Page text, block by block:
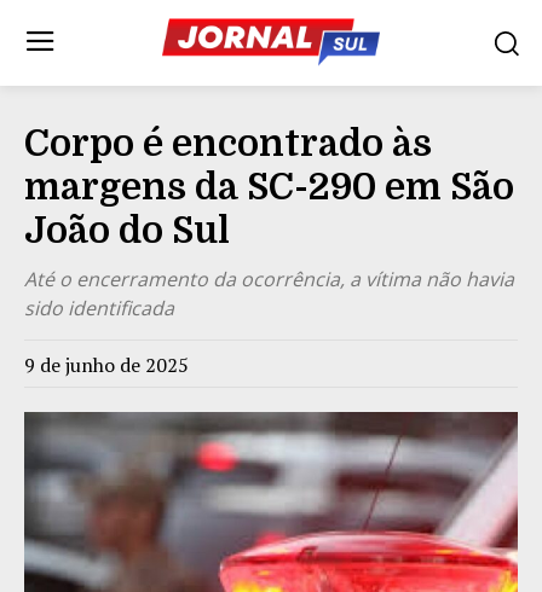
Corpo é encontrado às
margens da SC-290 em São
João do Sul
Até o encerramento da ocorrência, a vítima não havia
sido identificada
9 de junho de 2025